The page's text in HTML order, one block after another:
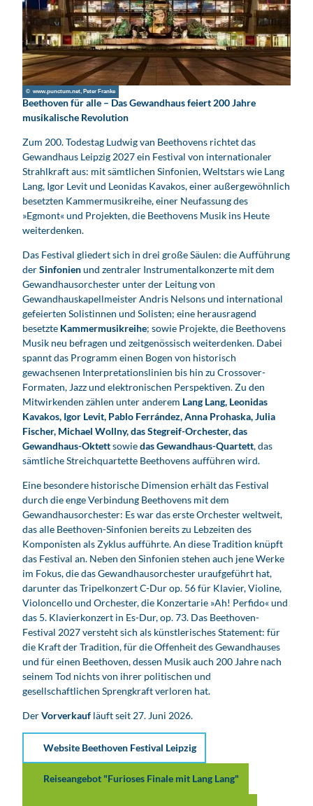
© www.punctum.net, Peter Franke
Beethoven für alle – Das Gewandhaus feiert 200 Jahre
musikalische Revolution
Zum 200. Todestag Ludwig van Beethovens richtet das
Gewandhaus Leipzig 2027 ein Festival von internationaler
Strahlkraft aus: mit sämtlichen Sinfonien, Weltstars wie Lang
Lang, Igor Levit und Leonidas Kavakos, einer außergewöhnlich
besetzten Kammermusikreihe, einer Neufassung des
»Egmont« und Projekten, die Beethovens Musik ins Heute
weiterdenken.
Das Festival gliedert sich in drei große Säulen: die Aufführung
derSinfonienund zentraler Instrumentalkonzerte mit dem
Gewandhausorchester unter der Leitung von
Gewandhauskapellmeister Andris Nelsons und international
gefeierten Solistinnen und Solisten; eine herausragend
besetzte Kammermusikreihe; sowie Projekte, die Beethovens
Musik neu befragen und zeitgenössisch weiterdenken. Dabei
spannt das Programm einen Bogen von historisch
gewachsenen Interpretationslinien bis hin zu Crossover-
Formaten, Jazz und elektronischen Perspektiven. Zu den
Mitwirkenden zählen unter anderem Lang Lang, Leonidas
Kavakos, Igor Levit, Pablo Ferrández, Anna Prohaska, Julia
Fischer, Michael Wollny, das Stegreif-Orchester, das
Gewandhaus-Oktettsowiedas Gewandhaus-Quartett, das
sämtliche Streichquartette Beethovens aufführen wird.
Eine besondere historische Dimension erhält das Festival
durch die enge Verbindung Beethovens mit dem
Gewandhausorchester: Es war das erste Orchester weltweit,
das alle Beethoven-Sinfonien bereits zu Lebzeiten des
Komponisten als Zyklus aufführte. An diese Tradition knüpft
das Festival an. Neben den Sinfonien stehen auch jene Werke
im Fokus, die das Gewandhausorchester uraufgeführt hat,
darunter das Tripelkonzert C-Dur op. 56 für Klavier, Violine,
Violoncello und Orchester, die Konzertarie »Ah! Perfido« und
das 5. Klavierkonzert in Es-Dur, op. 73. Das Beethoven-
Festival 2027 versteht sich als künstlerisches Statement: für
die Kraft der Tradition, für die Offenheit des Gewandhauses
und für einen Beethoven, dessen Musik auch 200 Jahre nach
seinem Tod nichts von ihrer politischen und
gesellschaftlichen Sprengkraft verloren hat.
DerVorverkauf läuft seit 27. Juni 2026.
Website Beethoven Festival Leipzig
Reiseangebot "Furioses Finale mit Lang Lang"